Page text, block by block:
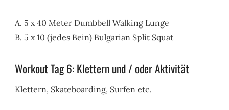
A. 5 x 40 Meter Dumbbell Walking Lunge
B. 5 x 10 (jedes Bein) Bulgarian Split Squat
Workout Tag 6: Klettern und / oder Aktivität
Klettern, Skateboarding, Surfen etc.